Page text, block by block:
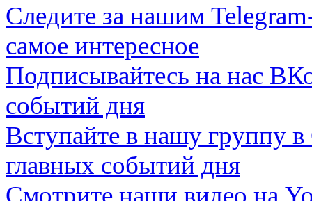
Следите за нашим
самое интересное
Подписывайтесь на нас
событий дня
Вступайте в нашу группу в
главных событий дня
Смотрите наши видео на